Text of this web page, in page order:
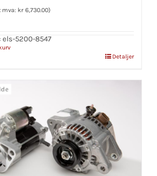
mva: kr 6,730.00)
els-5200-8547
Detaljer